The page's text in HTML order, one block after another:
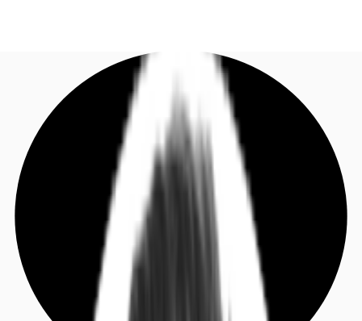
Investieren
Marktinformationen
Coworking
Ihre Ansprechpartner
Favoriten
Jetzt anrufen Kontaktieren Sie uns